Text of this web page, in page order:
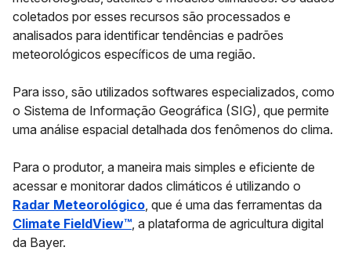
coletados por esses recursos são processados e
analisados para identificar tendências e padrões
meteorológicos específicos de uma região.
Para isso, são utilizados softwares especializados, como
o Sistema de Informação Geográfica (SIG), que permite
uma análise espacial detalhada dos fenômenos do clima.
Para o produtor, a maneira mais simples e eficiente de
acessar e monitorar dados climáticos é utilizando o
Radar Meteorológico, que é uma das ferramentas da
Climate FieldView™, a plataforma de agricultura digital
da Bayer.